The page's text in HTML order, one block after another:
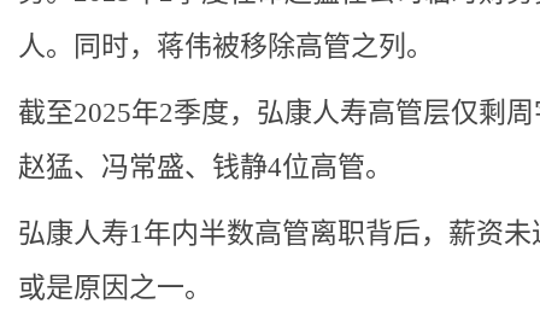
人。同时，蒋伟被移除高管之列。
截至2025年2季度，弘康人寿高管层仅剩
赵猛、冯常盛、钱静4位高管。
弘康人寿1年内半数高管离职背后，薪资未
或是原因之一。